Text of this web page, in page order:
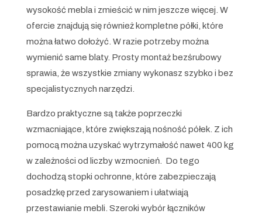
wysokość mebla i zmieścić w nim jeszcze więcej. W
ofercie znajdują się również kompletne półki, które
można łatwo dołożyć. W razie potrzeby można
wymienić same blaty. Prosty montaż bezśrubowy
sprawia, że wszystkie zmiany wykonasz szybko i bez
specjalistycznych narzędzi.
Bardzo praktyczne są także poprzeczki
wzmacniające, które zwiększają nośność półek. Z ich
pomocą można uzyskać wytrzymałość nawet 400 kg
w zależności od liczby wzmocnień. Do tego
dochodzą stopki ochronne, które zabezpieczają
posadzkę przed zarysowaniem i ułatwiają
przestawianie mebli. Szeroki wybór łączników